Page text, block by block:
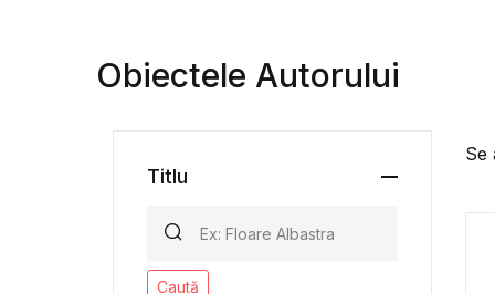
Obiectele Autorului
Se
Titlu
Caută